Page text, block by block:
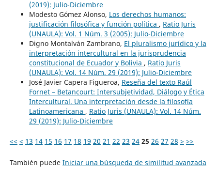
(2019): Julio-Diciembre
Modesto Gómez Alonso, Los derechos humanos:
justificación filosófica y función política , Ratio Juris
(UNAULA): Vol. 1 Núm. 3 (2005): Julio-Diciembre
Digno Montalván Zambrano, El pluralismo jurídico y la
interpretación intercultural en la jurisprudencia
constitucional de Ecuador y Bolivia , Ratio Juris
(UNAULA): Vol. 14 Núm. 29 (2019): Julio-Diciembre
José Javier Capera Figueroa, Reseña del texto Raúl
Fornet – Betancourt: Intersubjetividad, Diálogo y Ética
Intercultural. Una interpretación desde la filosofía
Latinoamericana , Ratio Juris (UNAULA): Vol. 14 Núm.
29 (2019): Julio-Diciembre
<< < 13 14 15 16 17 18 19 20 21 22 23 24 25 26 27 28 > >>
También puede Iniciar una búsqueda de similitud avanzada